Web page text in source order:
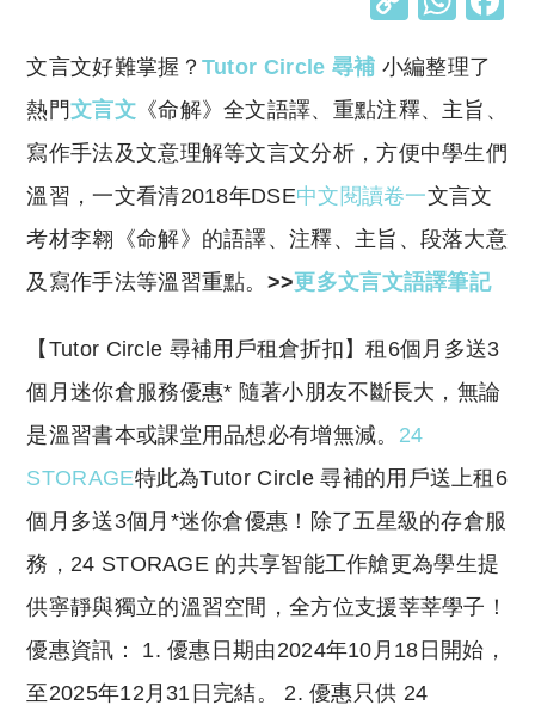
p
y
Li
n
k
at
s
A
p
p
文言文好難掌握？ Tutor Circle 尋補 小編整理了
熱門文言文《命解》全文語譯、重點注釋、主旨、
寫作手法及文意理解等文言文分析，方便中學生們
溫習，一文看清2018年DSE中文閱讀卷一文言文
考材李翱《命解》的語譯、注釋、主旨、段落大意
及寫作手法等溫習重點。 >>更多文言文語譯筆記
​【Tutor Circle 尋補用戶租倉折扣】租6個月多送3
個月迷你倉服務優惠* 隨著小朋友不斷長大，無論
是溫習書本或課堂用品想必有增無減。 24
STORAGE特此為Tutor Circle 尋補的用戶送上租6
個月多送3個月*迷你倉優惠！除了五星級的存倉服
務，24 STORAGE 的共享智能工作艙更為學生提
供寧靜與獨立的溫習空間，全方位支援莘莘學子！
優惠資訊： 1. 優惠日期由2024年10月18日開始，
至2025年12月31日完結。 2. 優惠只供 24